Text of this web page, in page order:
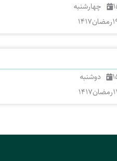
چهارشنبه
رمضان1417
دوشنبه
رمضان1417